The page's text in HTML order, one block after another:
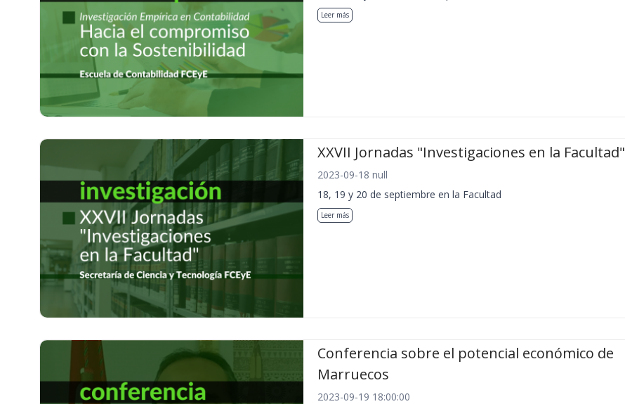
Leer más
XXVII Jornadas "Investigaciones en la Facultad"
2023-09-18 null
18, 19 y 20 de septiembre en la Facultad
Leer más
Conferencia sobre el potencial económico de
Marruecos
2023-09-19 18:00:00